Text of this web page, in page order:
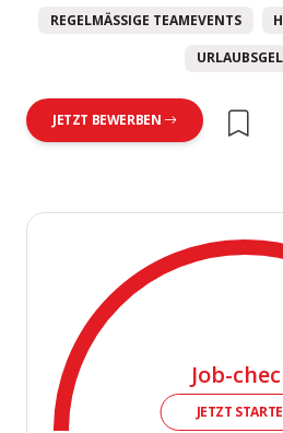
REGELMÄSSIGE TEAMEVENTS
JETZT BEWERBEN
Job-
JETZT